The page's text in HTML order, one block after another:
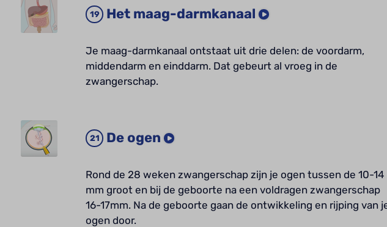
Het maag-darmkanaal
Je maag-darmkanaal ontstaat uit drie delen: de voordarm,
middendarm en einddarm. Dat gebeurt al vroeg in de
zwangerschap.
De ogen
Rond de 28 weken zwangerschap zijn je ogen tussen de 10-14
mm groot en bij de geboorte na een voldragen zwangerschap
16-17mm. Na de geboorte gaan de ontwikkeling en rijping van
ogen door.